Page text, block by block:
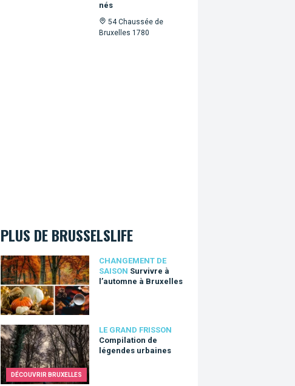
nés
54 Chaussée de
Bruxelles 1780
PLUS DE BRUSSELSLIFE
CHANGEMENT DE
SAISON Survivre à
l’automne à Bruxelles
Survivre à l’automne à Bruxelles
DÉCOUVRIR BRUXELLES
LE GRAND FRISSON
Compilation de
légendes urbaines
Compilation de légendes urbaines